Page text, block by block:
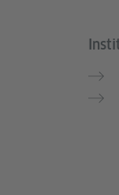
Service- und